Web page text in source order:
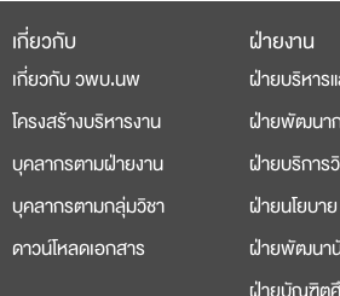
เกี่ยวกับ
เกี่ยวกับ วพบ.นพ
โครงสร้างบริหารงาน
บุคลากรตามฝ่ายงาน
บุคลากรตามกลุ่มวิชา
ดาวน์โหลดเอกสาร
deneme
bonusu
casino
siteleri
ฝ่ายงาน
ฝ่ายบริหา
ฝ่ายพัฒนา
ฝ่ายบริการ
ฝ่ายนโยบา
ฝ่ายพัฒนา